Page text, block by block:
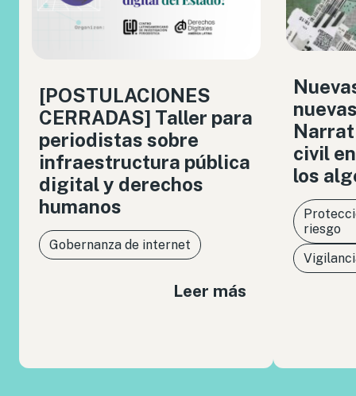
[POSTULACIONES
CERRADAS] Taller para
periodistas sobre
infraestructura pública
digital y derechos
humanos
Gobernanza de internet
Leer más
civil
los
riesgo